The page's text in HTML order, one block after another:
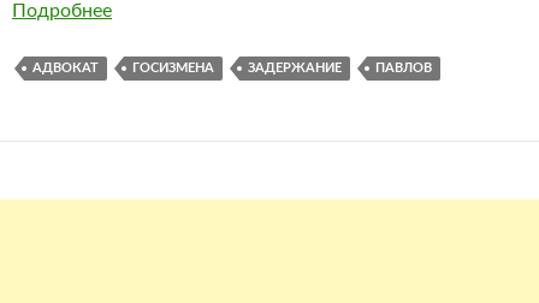
Подробнее
АДВОКАТ ГОСИЗМЕНА ЗАДЕРЖАНИЕ ПАВЛОВ